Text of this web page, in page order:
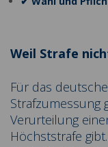
Weil Strafe
Für das
Strafzumessung
Verurteilung
Höchststrafe